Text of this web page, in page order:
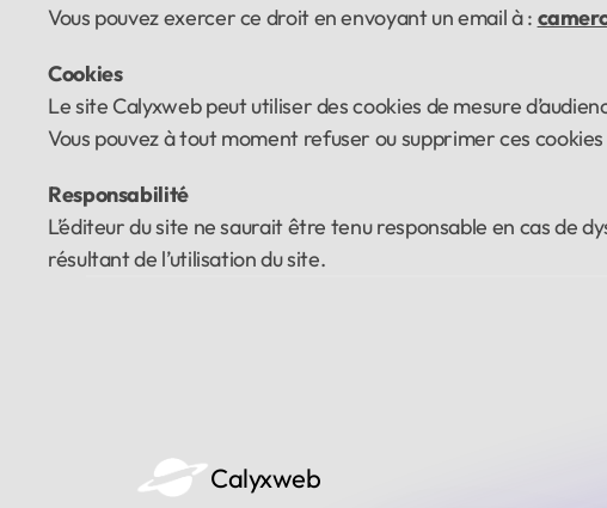
Vous pouvez exercer ce droit en envoyant un email à :
Cookies
Le site Calyxweb peut utiliser des cookies de mesure
Vous pouvez à tout moment refuser ou supprimer ces
Responsabilité
L’éditeur du site ne saurait être tenu responsable en cas de
résultant de l’utilisation du site.
Calyxweb